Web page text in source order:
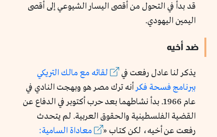
قد بدأ في التحول من أقصى اليسار الشيوعي إلى أقصى
اليمين اليهودي.
ضد أخيه
يذكر لنا عادل رفعت في
لقائه مع مالك التريكي
ببرنامج فسحة فكرأنه ترك مصر هو وبهجت النادي في
عام 1966. بدأ نشاطهما بعد حرب أكتوبر في الدفاع عن
القضية الفلسطينية والحقوق العربية. لم يتحدث
رفعت عن أخيه، لكن كتاب «
معاداة السامية: